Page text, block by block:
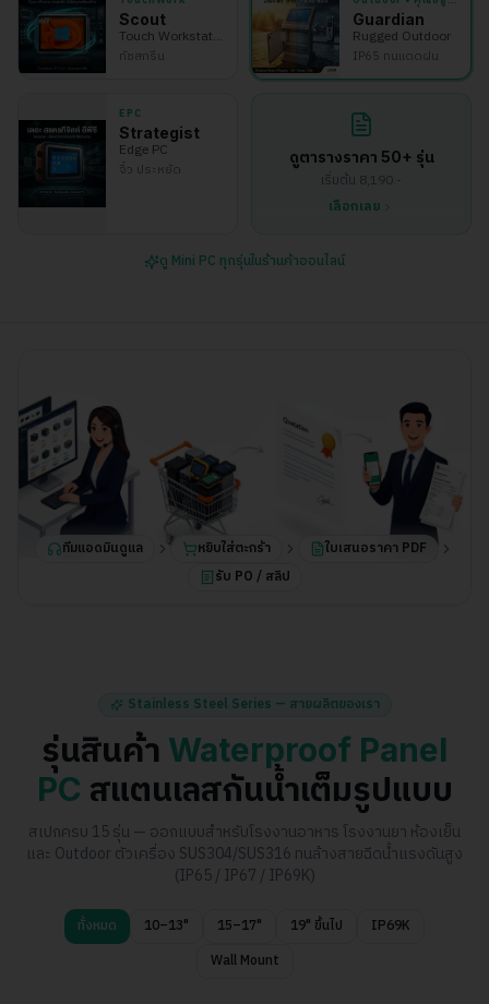
Scout
Touch Workstation
ทัชสกรีน
Guardian
Rugged Outdoor
IP65 ทนแดดฝน
EPC
Strategist
Edge PC
จิ๋ว ประหยัด
ดูตารางราคา 50+ รุ่น
เริ่มต้น 8,190.-
เลือกเลย
ดู Mini PC ทุกรุ่นในร้านค้าออนไลน์
ทีมแอดมินดูแล หยิบใส่ตะกร้า
ใบเสนอราคา PDF
รับ PO / สลิป
Stainless Steel Series — สายผลิตของเรา
รุ่นสินค้า Waterproof Panel
PC สแตนเลสกันน้ำเต็มรูปแบบ
สเปกครบ 15รุ่น — ออกแบบสำหรับโรงงานอาหาร โรงงานยา ห้องเย็น
และ Outdoor ตัวเครื่อง SUS304/SUS316 ทนล้างสายฉีดน้ำแรงดันสูง
(IP65 / IP67 / IP69K)
ทั้งหมด 10–13" 15–17" 19" ขึ้นไป
IP69K
Wall Mount